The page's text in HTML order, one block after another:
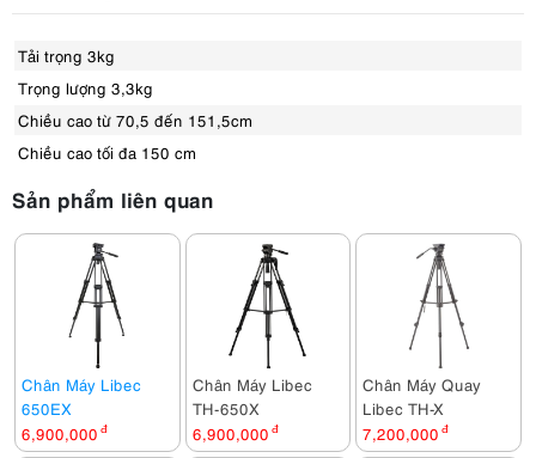
Tải trọng 3kg
Trọng lượng 3,3kg
Chiều cao từ 70,5 đến 151,5cm
Chiều cao tối đa 150 cm
Sản phẩm liên quan
Chân Máy Libec
650EX
6,900,000 đ
Chân Máy Libec
TH-650X
6,900,000 đ
Chân Máy Quay
Libec TH-X
7,200,000 đ